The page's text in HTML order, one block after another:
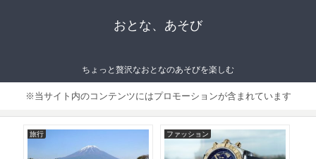
おとな、あそび
ちょっと贅沢なおとなのあそびを楽しむ
※当サイト内のコンテンツにはプロモーションが含まれています
旅行 ファッション